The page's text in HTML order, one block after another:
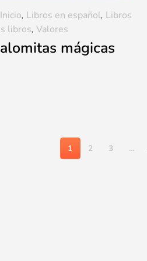
mágicas
Inicio, Libros en español, Libros
libros,Valores
1 2 3 ...